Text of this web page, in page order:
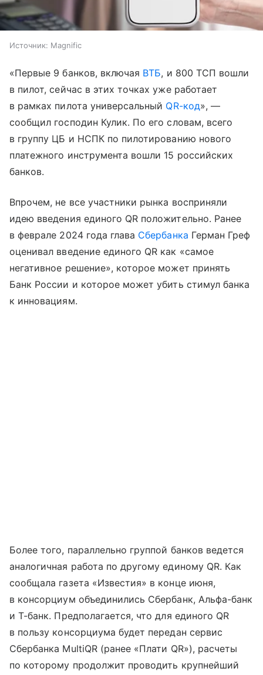
Источник: Magnific
«Первые 9 банков, включая ВТБ, и 800 ТСП вошли
в пилот, сейчас в этих точках уже работает
в рамках пилота универсальный QR-код», —
сообщил господин Кулик. По его словам, всего
в группу ЦБ и НСПК по пилотированию нового
платежного инструмента вошли 15 российских
банков.
Впрочем, не все участники рынка восприняли
идею введения единого QR положительно. Ранее
в феврале 2024 года глава Сбербанка Герман Греф
оценивал введение единого QR как «самое
негативное решение», которое может принять
Банк России и которое может убить стимул банка
к инновациям.
Более того, параллельно группой банков ведется
аналогичная работа по другому единому QR. Как
сообщала газета «Известия» в конце июня,
в консорциум объединились Сбербанк, Альфа-банк
и Т-банк. Предполагается, что для единого QR
в пользу консорциума будет передан сервис
Сбербанка MultiQR (ранее «Плати QR»), расчеты
по которому продолжит проводить крупнейший